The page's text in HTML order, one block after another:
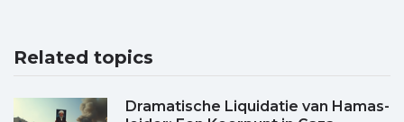
Related topics
Dramatische Liquidatie van Hamas-